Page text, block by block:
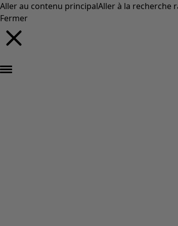
Aller au contenu principalAller à la recherche
Fermer